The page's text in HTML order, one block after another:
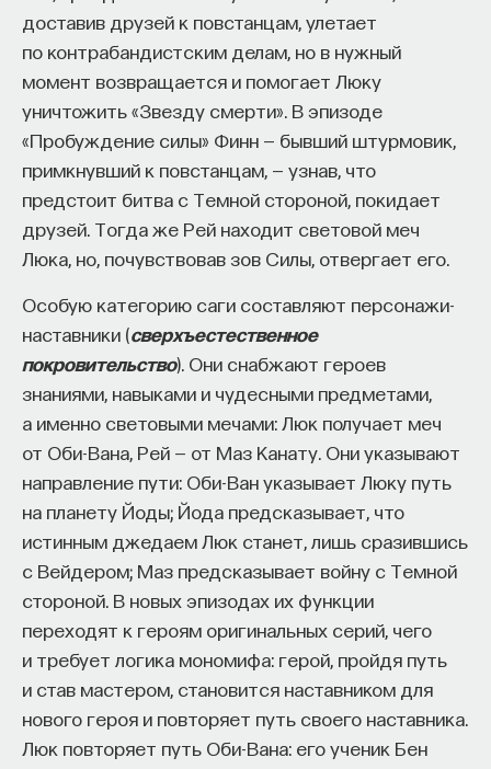
доставив друзей к повстанцам, улетает
по контрабандистским делам, но в нужный
момент возвращается и помогает Люку
уничтожить «Звезду смерти». В эпизоде
«Пробуждение силы» Финн — бывший штурмовик,
примкнувший к повстанцам, — узнав, что
предстоит битва с Темной стороной, покидает
друзей. Тогда же Рей находит световой меч
Люка, но, почувствовав зов Силы, отвергает его.
Особую категорию саги составляют персонажи-
наставники (сверхъестественное
покровительство). Они снабжают героев
знаниями, навыками и чудесными предметами,
а именно световыми мечами: Люк получает меч
от Оби-Вана, Рей — от Маз Канату. Они указывают
направление пути: Оби-Ван указывает Люку путь
на планету Йоды; Йода предсказывает, что
истинным джедаем Люк станет, лишь сразившись
с Вейдером; Маз предсказывает войну с Темной
стороной. В новых эпизодах их функции
переходят к героям оригинальных серий, чего
и требует логика мономифа: герой, пройдя путь
и став мастером, становится наставником для
нового героя и повторяет путь своего наставника.
Люк повторяет путь Оби-Вана: его ученик Бен